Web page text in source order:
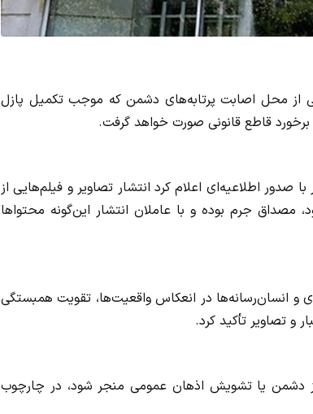
از محل اصابت پرتابه‌های دشمن که موجب تکمیل پازل
قاطع قانونی صورت خواهد گرفت.
صدور اطلاعیه‌ای اعلام کرد انتشار تصاویر و فیلم‌هایی از
جرم بوده و با عاملان انتشار این‌گونه محتواها
و انسان‌رسانه‌ها در انعکاس واقعیت‌ها، تقویت همبستگی
و تصاویر تأکید کرد.
دشمن یا تشویش اذهان عمومی منجر شود، در چارچوب